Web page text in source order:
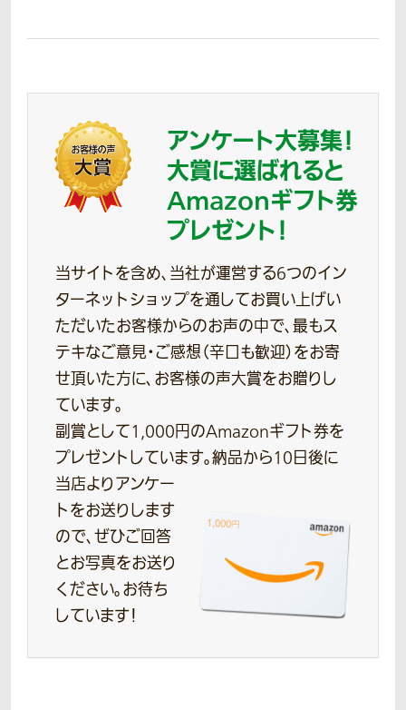
アンケート大募集！
大賞に選ばれると
Amazonギフト券
プレゼント！
当サイトを含め、当社が運営する6つのイン
ターネットショップを通してお買い上げい
ただいたお客様からのお声の中で、最もス
テキなご意見・ご感想（辛口も歓迎）をお寄
せ頂いた方に、お客様の声大賞をお贈りし
ています。
副賞として1,000円のAmazonギフト券を
プレゼントしています。納品から10日後に
当店よりアンケー
トをお送りします
ので、ぜひご回答
とお写真をお送り
ください。お待ち
しています！